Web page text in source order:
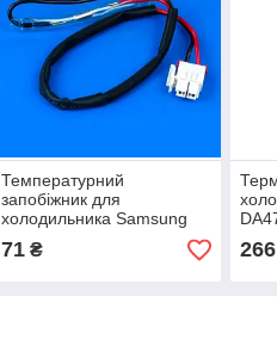
Температурний
запобіжник для
холодильника Samsung
DA47-00095E
71₴ 266